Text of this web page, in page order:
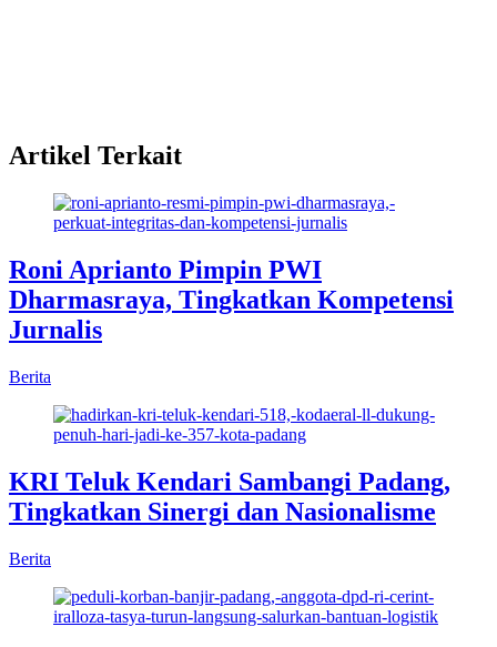
Artikel Terkait
Roni Aprianto Pimpin PWI
Dharmasraya, Tingkatkan Kompetensi
Jurnalis
Berita
KRI Teluk Kendari Sambangi Padang,
Tingkatkan Sinergi dan Nasionalisme
Berita